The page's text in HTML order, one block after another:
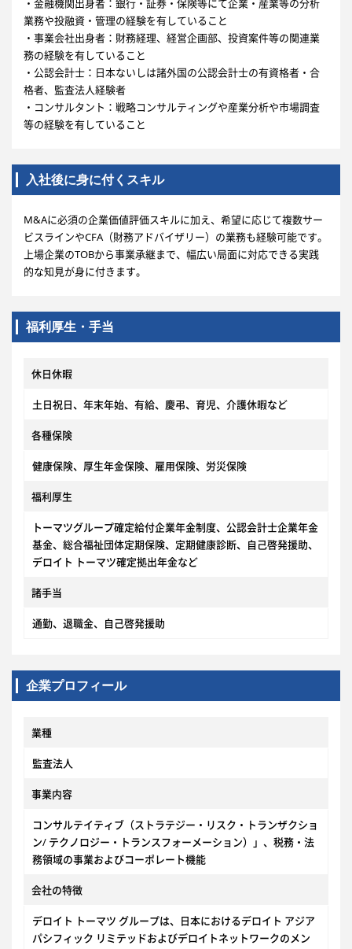
・金融機関出身者：銀行・証券・保険等にて企業・産業等の分析
業務や投融資・管理の経験を有していること
・事業会社出身者：財務経理、経営企画部、投資案件等の関連業
務の経験を有していること
・公認会計士：日本ないしは諸外国の公認会計士の有資格者・合
格者、監査法人経験者
・コンサルタント：戦略コンサルティングや産業分析や市場調査
等の経験を有していること
入社後に身に付くスキル
M&Aに必須の企業価値評価スキルに加え、希望に応じて複数サー
ビスラインやCFA（財務アドバイザリー）の業務も経験可能です。
上場企業のTOBから事業承継まで、幅広い局面に対応できる実践
的な知見が身に付きます。
福利厚生・手当
休日休暇
土日祝日、年末年始、有給、慶弔、育児、介護休暇など
各種保険
健康保険、厚生年金保険、雇用保険、労災保険
福利厚生
トーマツグループ確定給付企業年金制度、公認会計士企業年金
基金、総合福祉団体定期保険、定期健康診断、自己啓発援助、
デロイト トーマツ確定拠出年金など
諸手当
通勤、退職金、自己啓発援助
企業プロフィール
業種
監査法人
事業内容
コンサルテイティブ（ストラテジー・リスク・トランザクショ
ン/ テクノロジー・トランスフォーメーション）」、税務・法
務領域の事業およびコーポレート機能
会社の特徴
デロイト トーマツ グループは、日本におけるデロイト アジア
パシフィック リミテッドおよびデロイトネットワークのメン